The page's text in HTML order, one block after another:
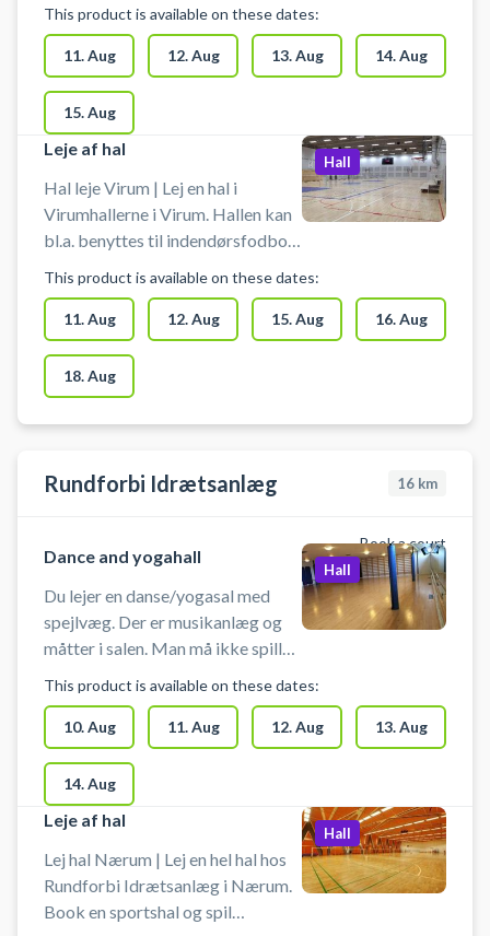
180 m2, som ligger i tilknytning til
hal 2. Salen kan mørkelægges og
har lyst trægulv. Der er trådløst
netværk og lydanlæg for
tilslutning af computer,
smartphone eller tablet.
This product is available on these dates:
11. Aug 12. Aug 13. Aug 14. Aug
15. Aug
Leje af hal
Hal leje Virum | Lej en hal i
Virumhallerne i Virum. Hallen kan
bl.a. benyttes til indendørsfodbold
omklædning.
Hall
This product is available on these dates:
11. Aug 12. Aug 15. Aug 16. Aug
18. Aug
Rundforbi Idrætsanlæg 16 km
Book a court
Dance and yogahall
Du lejer en danse/yogasal med
spejlvæg. Der er musikanlæg og
måtter i salen. Man må ikke spille
for omklædning og bad
Hall
This product is available on these dates:
10. Aug 11. Aug 12. Aug 13. Aug
14. Aug
Leje af hal
Lej hal Nærum | Lej en hel hal hos
Rundforbi Idrætsanlæg i Nærum.
Book en sportshal og spil
Hall